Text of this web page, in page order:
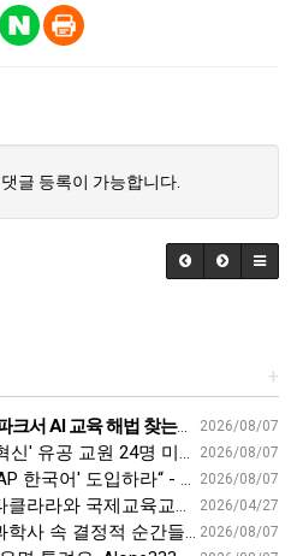
글 등록이 가능합니다.
+
2026/08/07
해법 찾는다 - 스트레이트뉴스
2026/08/07
원 24명 미국 연수 - 연합뉴스
2026/08/07
' 도입하라“ - 재외동포신문
2026/04/27
회의 개최:경인투데이뉴스 - 경인투데이뉴스
2026/08/07
찰 : 생각하는 청소년을 위한 과학 시리즈 1부(feat.박문호 박사)